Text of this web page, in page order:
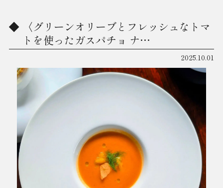
〈グリーンオリーブとフレッシュなトマ
トを使ったガスパチョ ナ…
2025.10.01